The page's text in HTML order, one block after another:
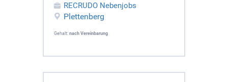
RECRUDO Nebenjobs
Plettenberg
Gehalt: nach Vereinbarung